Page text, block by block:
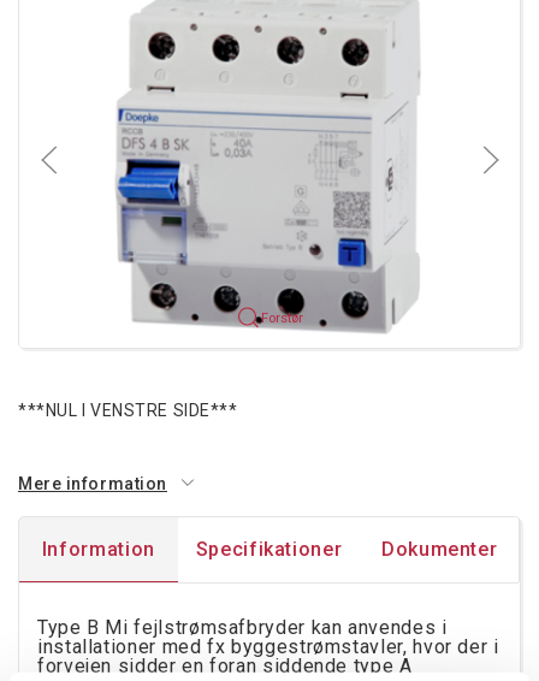
Forstør
***NUL I VENSTRE SIDE***
Mere information
Information Specifikationer Dokumenter
Type B Mi fejlstrømsafbryder kan anvendes i
installationer med fx byggestrømstavler, hvor der i
forvejen sidder en foran siddende type A